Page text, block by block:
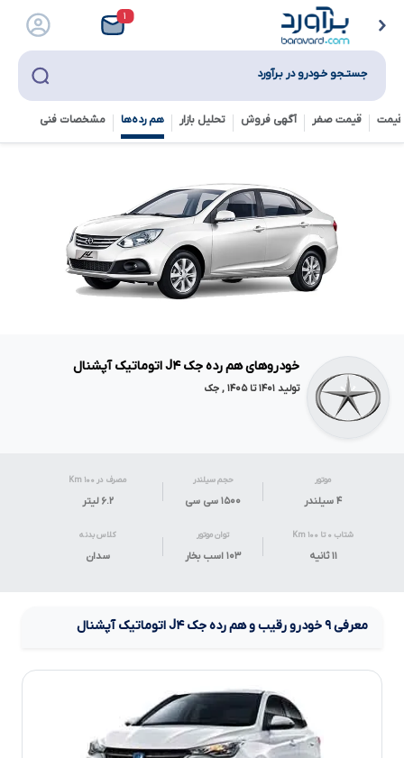
۱
جستـجو خـودرو در بـرآورد
قیمت صفر آگهی فروش تحلیل بازار هم رده‌ها‌ مشخصات فنی
خودروهای هم رده جک J۴ اتوماتیک آپشنال
تولید ۱۴۰۱ تا ۱۴۰۵ , جک
موتور
۴ سیلندر
حجم سیلندر
۱۵۰۰ سی سی
مصرف در ۱۰۰ Km
۶.۲ لیتر
شتاب ۰ تا ۱۰۰ Km
۱۱ ثانیه
توان موتور
۱۰۳ اسب بخار
کلاس بدنه
سدان
معرفی۹خودرو رقیب و هم ردهجکJ۴اتوماتیک آپشنال